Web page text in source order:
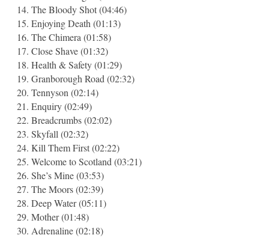
14. The Bloody Shot (04:46)
15. Enjoying Death (01:13)
16. The Chimera (01:58)
17. Close Shave (01:32)
18. Health & Safety (01:29)
19. Granborough Road (02:32)
20. Tennyson (02:14)
21. Enquiry (02:49)
22. Breadcrumbs (02:02)
23. Skyfall (02:32)
24. Kill Them First (02:22)
25. Welcome to Scotland (03:21)
26. She’s Mine (03:53)
27. The Moors (02:39)
28. Deep Water (05:11)
29. Mother (01:48)
30. Adrenaline (02:18)